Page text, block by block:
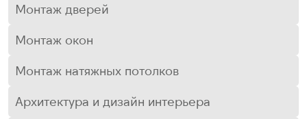
Монтаж дверей
Монтаж окон
Монтаж натяжных потолков
Архитектура и дизайн интерьера